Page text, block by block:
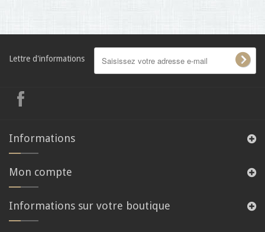
Lettre d'informations
Informations
Mon compte
Informations sur votre boutique